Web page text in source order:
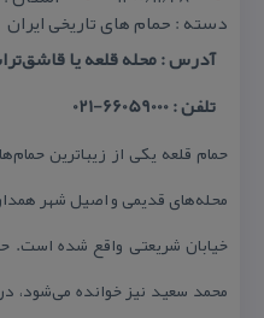
دسته : حمام های تاریخی ایران
آدرس : محله قلعه یا
تلفن : 66059000-021
حمام قلعه یكی از زیباترین
محله‌های قدیمی و اصیل شهر
خیابان شریعتی واقع شده است.
محمد سعید نیز خوانده می‌شود،